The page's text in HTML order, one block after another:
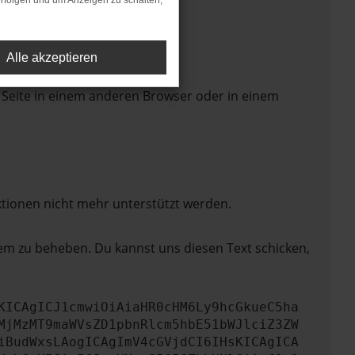
in einem anderen Browser oder in einem
nicht mehr unterstützt werden.
zu beheben. Du kannst uns diesen Text schicken,
Alle akzeptieren